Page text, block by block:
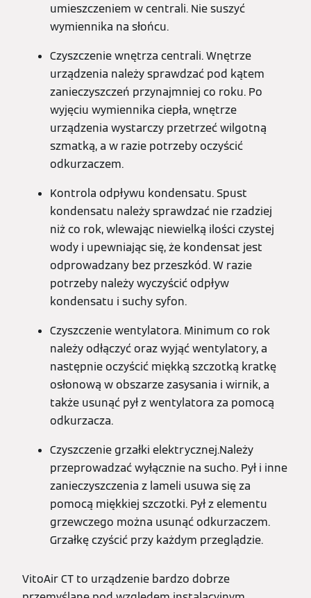
umieszczeniem w centrali. Nie suszyć
wymiennika na słońcu.
Czyszczenie wnętrza centrali. Wnętrze
urządzenia należy sprawdzać pod kątem
zanieczyszczeń przynajmniej co roku. Po
wyjęciu wymiennika ciepła, wnętrze
urządzenia wystarczy przetrzeć wilgotną
szmatką, a w razie potrzeby oczyścić
odkurzaczem.
Kontrola odpływu kondensatu. Spust
kondensatu należy sprawdzać nie rzadziej
niż co rok, wlewając niewielką ilości czystej
wody i upewniając się, że kondensat jest
odprowadzany bez przeszkód. W razie
potrzeby należy wyczyścić odpływ
kondensatu i suchy syfon.
Czyszczenie wentylatora. Minimum co rok
należy odłączyć oraz wyjąć wentylatory, a
następnie oczyścić miękką szczotką kratkę
osłonową w obszarze zasysania i wirnik, a
także usunąć pył z wentylatora za pomocą
odkurzacza.
Czyszczenie grzałki elektrycznej.Należy
przeprowadzać wyłącznie na sucho. Pył i inne
zanieczyszczenia z lameli usuwa się za
pomocą miękkiej szczotki. Pył z elementu
grzewczego można usunąć odkurzaczem.
Grzałkę czyścić przy każdym przeglądzie.
VitoAir CT to urządzenie bardzo dobrze